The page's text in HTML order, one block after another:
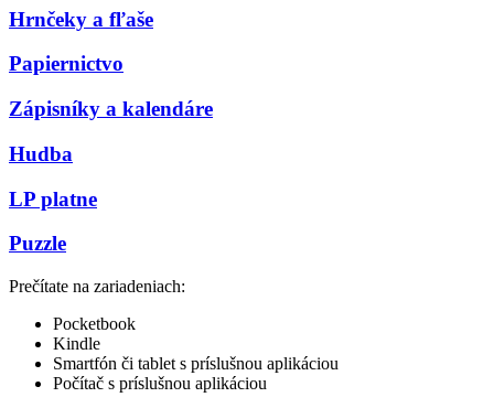
Hrnčeky a fľaše
Papiernictvo
Zápisníky a kalendáre
Hudba
LP platne
Puzzle
Prečítate na zariadeniach:
Pocketbook
Kindle
Smartfón či tablet s príslušnou aplikáciou
Počítač s príslušnou aplikáciou